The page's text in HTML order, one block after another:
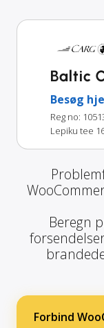
Baltic
Besøg
Reg no:
Lepiku tee
Beregn
Forbind